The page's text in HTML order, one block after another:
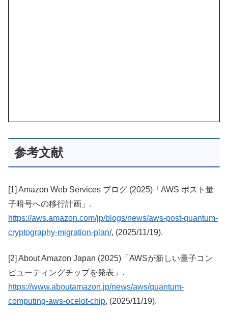
参考文献
[1] Amazon Web Services ブログ (2025)「AWS ポスト量
子暗号への移行計画」.
https://aws.amazon.com/jp/blogs/news/aws-post-quantum-
cryptography-migration-plan/, (2025/11/19).
[2] About Amazon Japan (2025)「AWSが新しい量子コン
ピューティングチップを発表」.
https://www.aboutamazon.jp/news/aws/quantum-
computing-aws-ocelot-chip, (2025/11/19).